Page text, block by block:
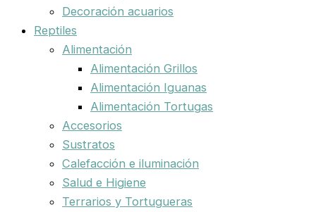
Decoración acuarios
Reptiles
Alimentación
Alimentación Grillos
Alimentación Iguanas
Alimentación Tortugas
Accesorios
Sustratos
Calefacción e iluminación
Salud e Higiene
Terrarios y Tortugueras